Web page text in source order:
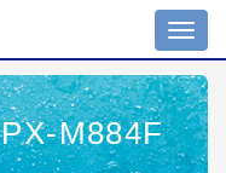
M884F